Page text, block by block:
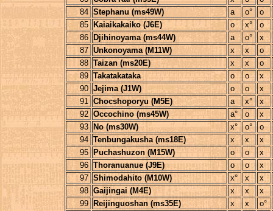
84 Stephanu (ms49W) a o°
o
85
Kaiaikakaiko (J6E) o x°
o
86
Djihinoyama (ms44W) a o°
x
87 Unkonoyama (M11W) x x
o
88 Taizan (ms20E) x x
o
89 Takatakataka o o
x
90 Jejima (J1W) o o
x
91 Chocshoporyu (M5E) a x°
x
92 Occochino (ms45W) a° o
x
93
No (ms30W) x° o°
o
94 Tenbungakusha (ms18E) x x
x
95
Puchashuzon (M15W) o o
x
96 Thoranuanue (J9E) o o
x
97 Shimodahito (M10W) x° x
x
98 Gaijingai (M4E) x x
x
99
Reijinguoshan (ms35E) x x
o°